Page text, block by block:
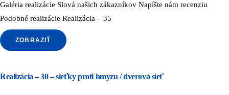
Galéria realizácie Slová našich zákazníkov Napíšte nám recenziu
Podobné realizácie Realizácia – 35
ZOBRAZIŤ
Realizácia – 30 – sieťky proti hmyzu / dverová sieť